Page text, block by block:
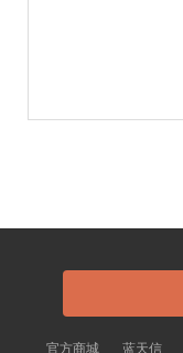
官方商城 蓝天信